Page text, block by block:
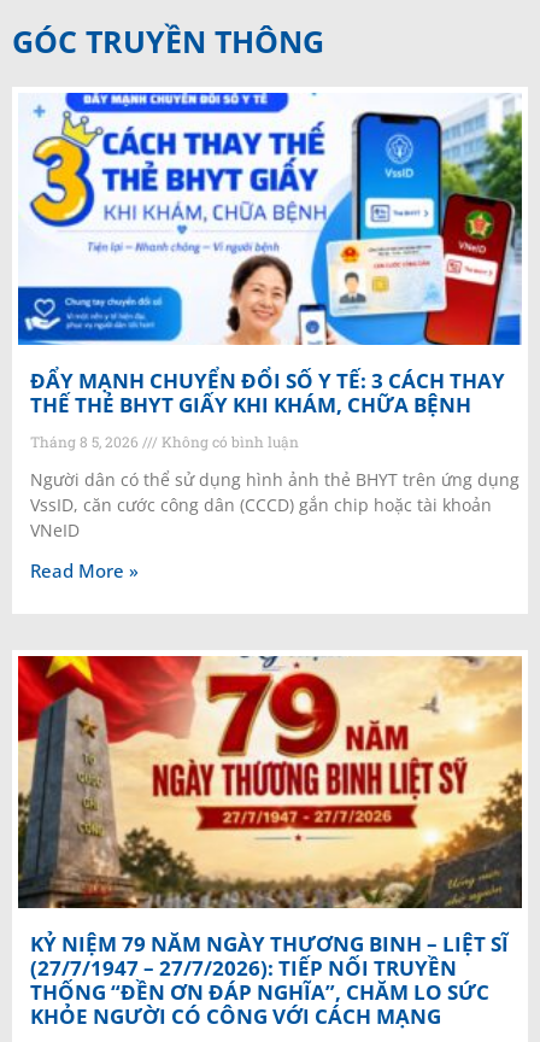
GÓC TRUYỀN THÔNG
ĐẨY MẠNH CHUYỂN ĐỔI SỐ Y TẾ: 3 CÁCH THAY
THẾ THẺ BHYT GIẤY KHI KHÁM, CHỮA BỆNH
Tháng 8 5, 2026 Không có bình luận
Người dân có thể sử dụng hình ảnh thẻ BHYT trên ứng dụng
VssID, căn cước công dân (CCCD) gắn chip hoặc tài khoản
VNeID
Read More »
KỶ NIỆM 79 NĂM NGÀY THƯƠNG BINH – LIỆT SĨ
(27/7/1947 – 27/7/2026): TIẾP NỐI TRUYỀN
THỐNG “ĐỀN ƠN ĐÁP NGHĨA”, CHĂM LO SỨC
KHỎE NGƯỜI CÓ CÔNG VỚI CÁCH MẠNG